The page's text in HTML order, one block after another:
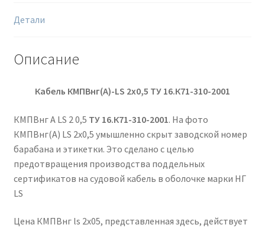
Детали
Описание
Кабель КМПВнг(А)-LS 2х0,5 ТУ 16.К71-310-2001
КМПВнг А LS 2 0,5 ТУ 16.К71-310-2001. На фото
КМПВнг(А) LS 2х0,5 умышленно скрыт заводской номер
барабана и этикетки. Это сделано с целью
предотвращения производства поддельных
сертификатов на судовой кабель в оболочке марки НГ
LS
Цена КМПВнг ls 2х05, представленная здесь, действует